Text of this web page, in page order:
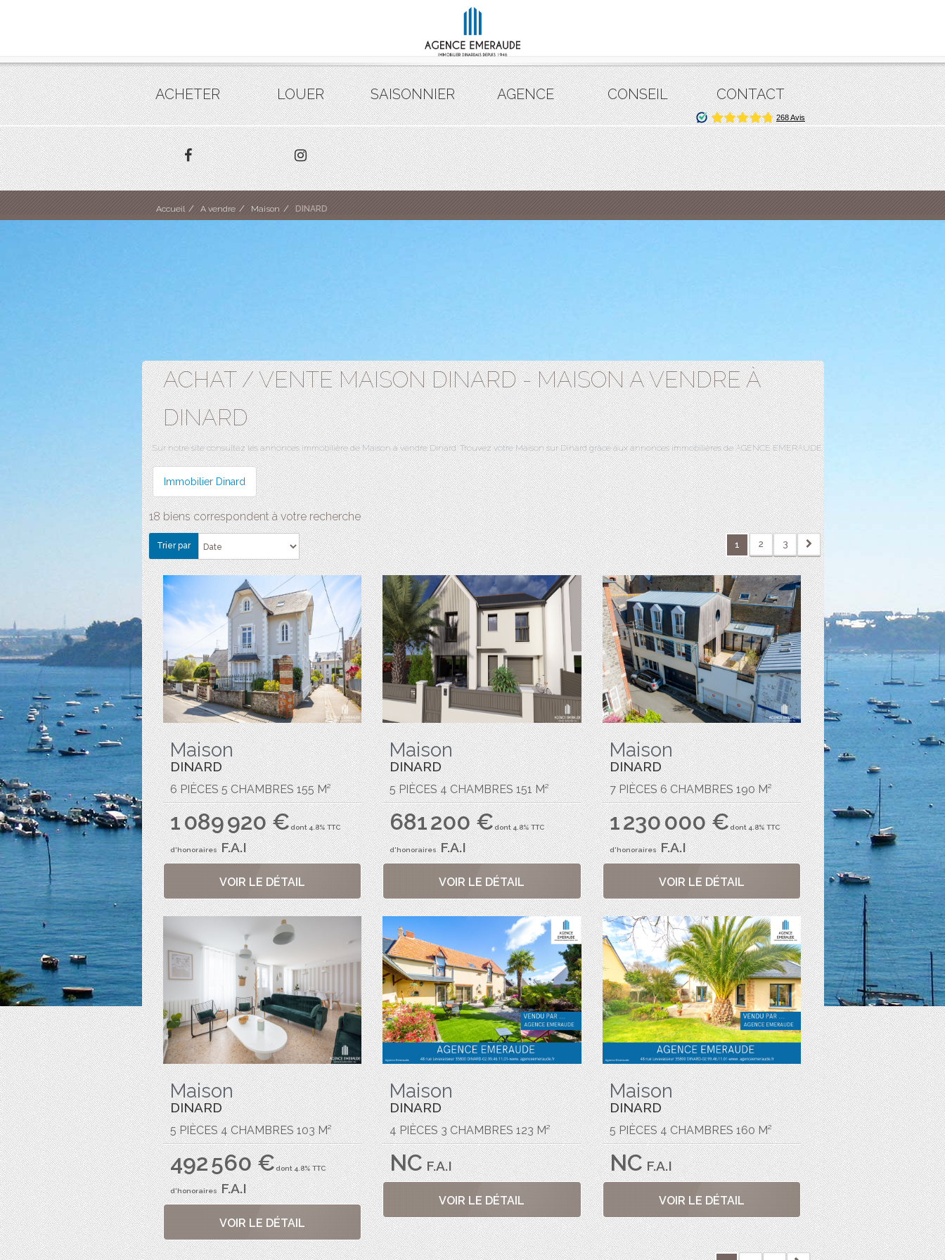
ACHETER LOUER SAISONNIER AGENCE CONSEIL CONTACT
Accueil A vendre Maison DINARD
ACHAT / VENTE MAISON DINARD - MAISON A VENDRE À
DINARD
Sur notre site consultez les annonces immobilière de Maison à vendre Dinard. Trouvez votre Maison sur Dinard grâce aux annonces immobilières de AGENCE EMERAUDE.
Immobilier Dinard
18 biens correspondent à votre recherche
Trier par 1 2 3
Maison
DINARD
6 PIÈCES 5 CHAMBRES 155 M²
1 089 920 €dont 4.8% TTC
d'honorairesF.A.I
VOIR LE DÉTAIL
Maison
DINARD
5 PIÈCES 4 CHAMBRES 151 M²
681 200 €dont 4.8% TTC
d'honorairesF.A.I
VOIR LE DÉTAIL
Maison
DINARD
7 PIÈCES 6 CHAMBRES 190 M²
1 230 000 €dont 4.8% TTC
d'honorairesF.A.I
VOIR LE DÉTAIL
Maison
DINARD
5 PIÈCES 4 CHAMBRES 103 M²
492 560 €dont 4.8% TTC
d'honorairesF.A.I
VOIR LE DÉTAIL
Maison
DINARD
4 PIÈCES 3 CHAMBRES 123 M²
NCF.A.I
VOIR LE DÉTAIL
Maison
DINARD
5 PIÈCES 4 CHAMBRES 160 M²
NCF.A.I
VOIR LE DÉTAIL